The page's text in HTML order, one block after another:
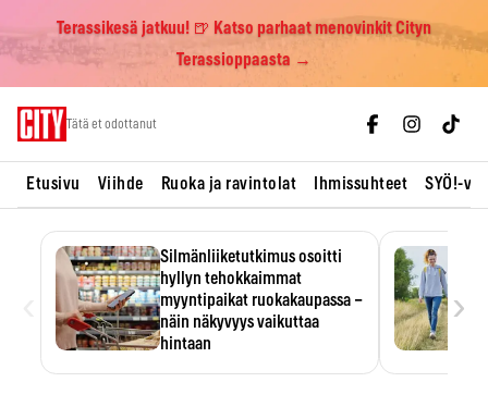
Terassikesä jatkuu! 🍺 Katso parhaat menovinkit Cityn
Terassioppaasta →
Tätä et odottanut
Etusivu Viihde Ruoka ja ravintolat Ihmissuhteet SYÖ!-
Silmänliiketutkimus osoitti
hyllyn tehokkaimmat
myyntipaikat ruokakaupassa –
näin näkyvyys vaikuttaa
hintaan
›